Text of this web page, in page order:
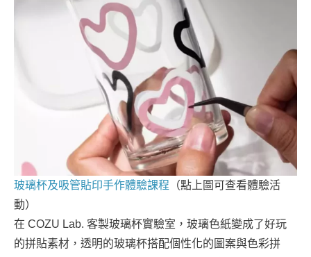
玻璃杯及吸管貼印手作體驗課程 （點上圖可查看體驗活
動）
在 COZU Lab. 客製玻璃杯實驗室，玻璃色紙變成了好玩
的拼貼素材，透明的玻璃杯搭配個性化的圖案與色彩拼